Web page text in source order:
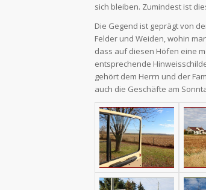
sich bleiben. Zumindest ist
Die Gegend ist geprägt von
Felder und Weiden, wohin
dass auf diesen Höfen eine
entsprechende
gehört dem Herrn und der
auch die Geschäfte am